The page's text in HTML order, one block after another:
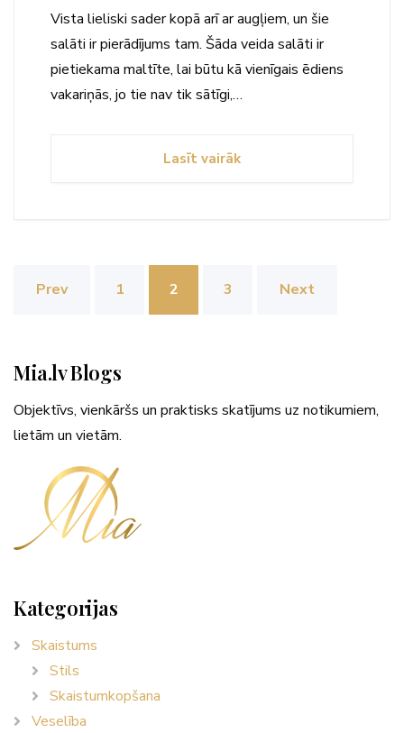
Vista lieliski sader kopā arī ar augļiem, un šie
salāti ir pierādījums tam. Šāda veida salāti ir
pietiekama maltīte, lai būtu kā vienīgais ēdiens
vakariņās, jo tie nav tik sātīgi,…
Lasīt vairāk
Ziņu
lappusēm
Prev 1 2 3 Next
Mia.lv Blogs
Objektīvs, vienkāršs un praktisks skatījums uz notikumiem,
lietām un vietām.
Kategorijas
Skaistums
Stils
Skaistumkopšana
Veselība